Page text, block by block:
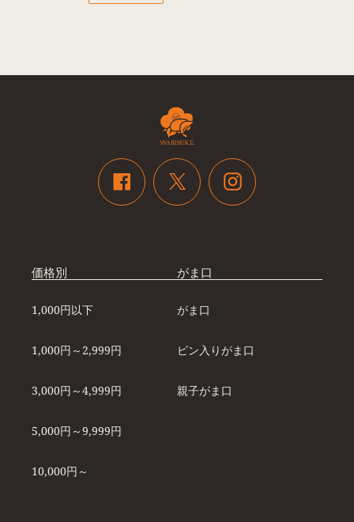
Facebook Twitter Instagram
価格別
1,000円以下
1,000円～2,999円
3,000円～4,999円
5,000円～9,999円
10,000円～
がま口
がま口
ピン入りがま口
親子がま口